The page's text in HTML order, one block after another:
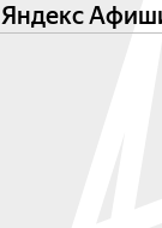
Яндекс